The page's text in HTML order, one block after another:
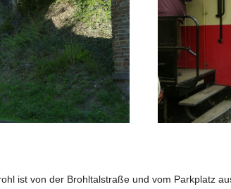
ist von der Brohltalstraße und vom Parkplatz